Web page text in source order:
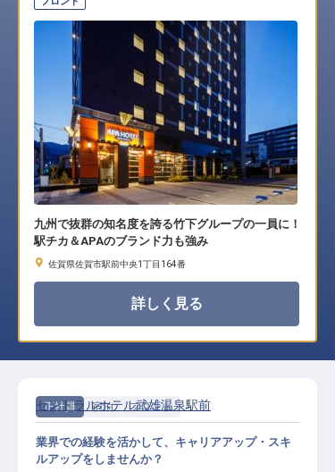
採用をお考えの企業様へ
九州で抜群の知名度を誇る竹下グループの一員に！
駅チカ＆APAのブランド力も強み
佐賀県佐賀市駅前中央1丁目164番
詳しく見る
正社員 宿泊 フロント
セントラルホテル武雄温泉駅前
業界での経験を活かして、キャリアアップ・スキ
ルアップをしませんか？